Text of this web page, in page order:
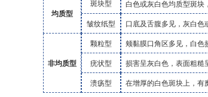
均质型
斑块型 白色或灰白色均质型斑块
皱纹纸型 口底及舌腹多见，灰白色
非均质型
颗粒型 颊黏膜口角区多见，白色
疣状型 损害呈灰白色，表面粗糙
溃疡型 在增厚的白色斑块上，有